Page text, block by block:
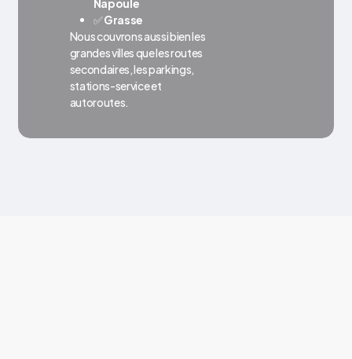
✅Grasse
Nous couvrons aussi bien les
grandes villes que les routes
secondaires, les parkings,
stations-service et
autoroutes.